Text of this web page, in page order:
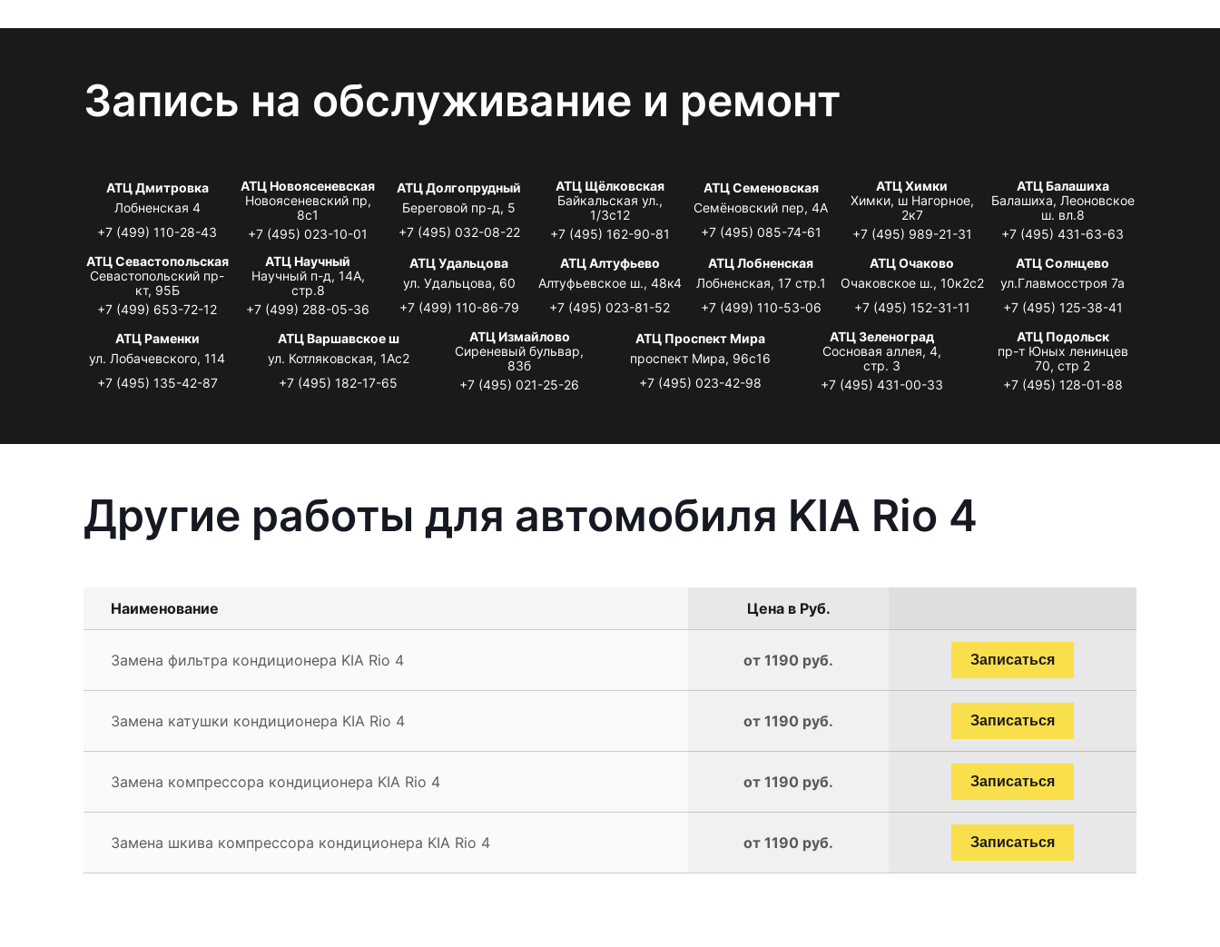
Запись на обслуживание и ремонт
АТЦ Дмитровка
Лобненская 4
+7 (499) 110-28-43
АТЦ Новоясеневская
Новоясеневский пр,
8с1
+7 (495) 023-10-01
АТЦ Долгопрудный
Береговой пр-д, 5
+7 (495) 032-08-22
АТЦ Щёлковская
Байкальская ул.,
1/3с12
+7 (495) 162-90-81
АТЦ Семеновская
Семёновский пер, 4А
+7 (495) 085-74-61
АТЦ Химки
Химки, ш Нагорное,
2к7
+7 (495) 989-21-31
АТЦ Балашиха
Балашиха, Леоновское
ш. вл.8
+7 (495) 431-63-63
АТЦ Севастопольская
Севастопольский пр-
кт, 95Б
+7 (499) 653-72-12
АТЦ Научный
Научный п-д, 14А,
стр.8
+7 (499) 288-05-36
АТЦ Удальцова
ул. Удальцова, 60
+7 (499) 110-86-79
АТЦ Алтуфьево
Алтуфьевское ш., 48к4
+7 (495) 023-81-52
АТЦ Лобненская
Лобненская, 17 стр.1
+7 (499) 110-53-06
АТЦ Очаково
Очаковское ш., 10к2с2
+7 (495) 152-31-11
АТЦ Солнцево
ул.Главмосстроя 7а
+7 (495) 125-38-41
АТЦ Раменки
ул. Лобачевского, 114
+7 (495) 135-42-87
АТЦ Варшавское ш
ул. Котляковская, 1Ас2
+7 (495) 182-17-65
АТЦ Измайлово
Сиреневый бульвар,
83б
+7 (495) 021-25-26
АТЦ Проспект Мира
проспект Мира, 96с16
+7 (495) 023-42-98
АТЦ Зеленоград
Сосновая аллея, 4,
стр. 3
+7 (495) 431-00-33
АТЦ Подольск
пр-т Юных ленинцев
70, стр 2
+7 (495) 128-01-88
Другие работы для автомобиля KIA Rio 4
Наименование Цена в Руб.
Замена фильтра кондиционера KIA Rio 4 от 1190 руб. Записаться
Замена катушки кондиционера KIA Rio 4 от 1190 руб. Записаться
Замена компрессора кондиционера KIA Rio 4 от 1190 руб. Записаться
Замена шкива компрессора кондиционера KIA Rio 4 от 1190 руб. Записаться